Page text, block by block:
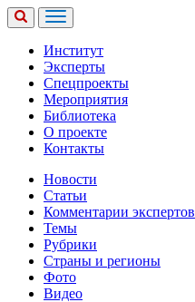
Институт
Эксперты
Спецпроекты
Мероприятия
Библиотека
О проекте
Контакты
Новости
Статьи
Комментарии экспертов
Темы
Рубрики
Страны и регионы
Фото
Видео